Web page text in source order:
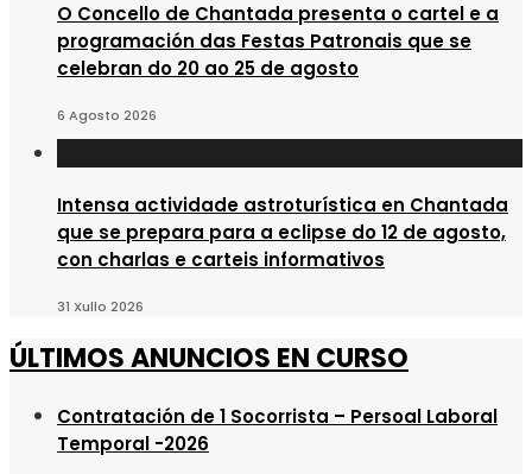
O Concello de Chantada presenta o cartel e a
programación das Festas Patronais que se
celebran do 20 ao 25 de agosto
6 Agosto 2026
Intensa actividade astroturística en Chantada
que se prepara para a eclipse do 12 de agosto,
con charlas e carteis informativos
31 Xullo 2026
ÚLTIMOS ANUNCIOS EN CURSO
Contratación de 1 Socorrista – Persoal Laboral
Temporal -2026